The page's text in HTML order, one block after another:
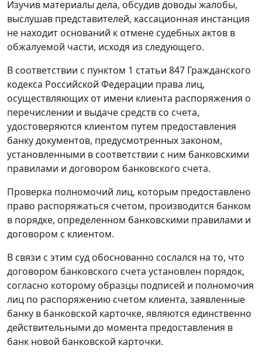
Изучив материалы дела, обсудив доводы жалобы,
выслушав представителей, кассационная инстанция
не находит оснований к отмене судебных актов в
обжалуемой части, исходя из следующего.
В соответствии с пунктом 1 статьи 847 Гражданского
кодекса Российской Федерации права лиц,
осуществляющих от имени клиента распоряжения о
перечислении и выдаче средств со счета,
удостоверяются клиентом путем предоставления
банку документов, предусмотренных законом,
установленными в соответствии с ним банковскими
правилами и договором банковского счета.
Проверка полномочий лиц, которым предоставлено
право распоряжаться счетом, производится банком
в порядке, определенном банковскими правилами и
договором с клиентом.
В связи с этим суд обоснованно сослался на то, что
договором банковского счета установлен порядок,
согласно которому образцы подписей и полномочия
лиц по распоряжению счетом клиента, заявленные
банку в банковской карточке, являются единственно
действительными до момента предоставления в
банк новой банковской карточки.